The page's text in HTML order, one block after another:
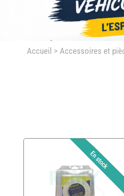
Accueil > Accessoires et